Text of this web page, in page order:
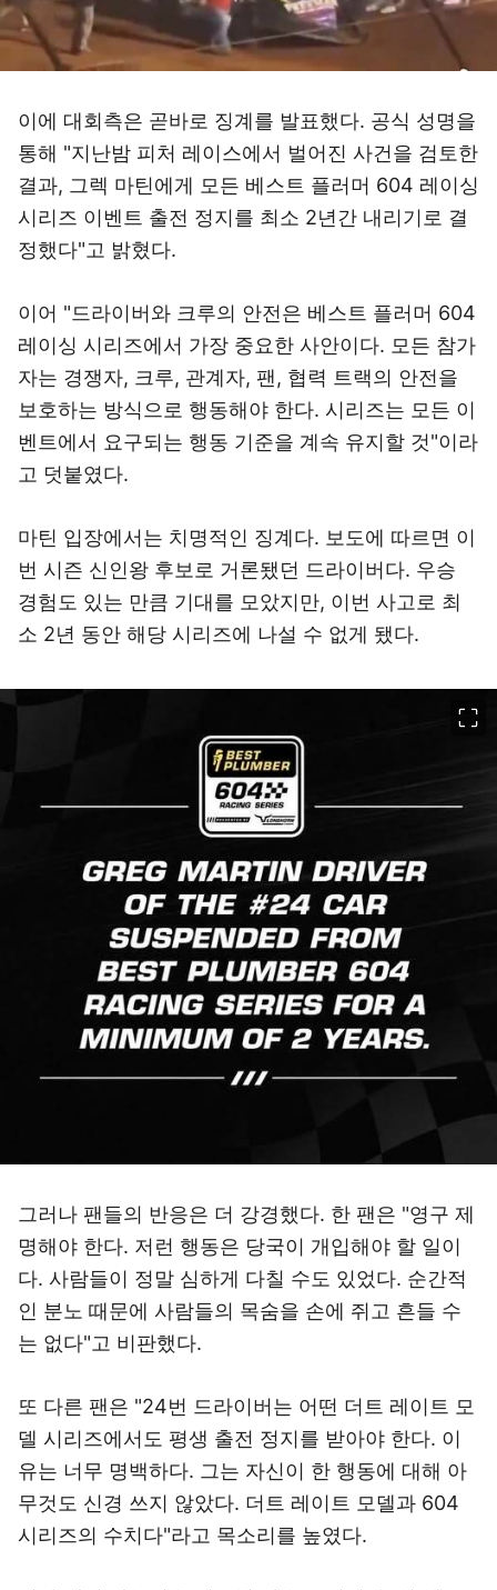
이에 대회측은 곧바로 징계를 발표했다. 공식 성명을
통해 "지난밤 피처 레이스에서 벌어진 사건을 검토한
결과, 그렉 마틴에게 모든 베스트 플러머 604 레이싱
시리즈 이벤트 출전 정지를 최소 2년간 내리기로 결
정했다"고 밝혔다.
이어 "드라이버와 크루의 안전은 베스트 플러머 604
레이싱 시리즈에서 가장 중요한 사안이다. 모든 참가
자는 경쟁자, 크루, 관계자, 팬, 협력 트랙의 안전을
보호하는 방식으로 행동해야 한다. 시리즈는 모든 이
벤트에서 요구되는 행동 기준을 계속 유지할 것"이라
고 덧붙였다.
마틴 입장에서는 치명적인 징계다. 보도에 따르면 이
번 시즌 신인왕 후보로 거론됐던 드라이버다. 우승
경험도 있는 만큼 기대를 모았지만, 이번 사고로 최
소 2년 동안 해당 시리즈에 나설 수 없게 됐다.
그러나 팬들의 반응은 더 강경했다. 한 팬은 "영구 제
명해야 한다. 저런 행동은 당국이 개입해야 할 일이
다. 사람들이 정말 심하게 다칠 수도 있었다. 순간적
인 분노 때문에 사람들의 목숨을 손에 쥐고 흔들 수
는 없다"고 비판했다.
또 다른 팬은 "24번 드라이버는 어떤 더트 레이트 모
델 시리즈에서도 평생 출전 정지를 받아야 한다. 이
유는 너무 명백하다. 그는 자신이 한 행동에 대해 아
무것도 신경 쓰지 않았다. 더트 레이트 모델과 604
시리즈의 수치다"라고 목소리를 높였다.